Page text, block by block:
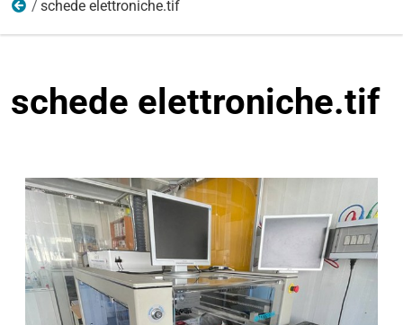
Home
schede elettroniche.tif
schede elettroniche.tif